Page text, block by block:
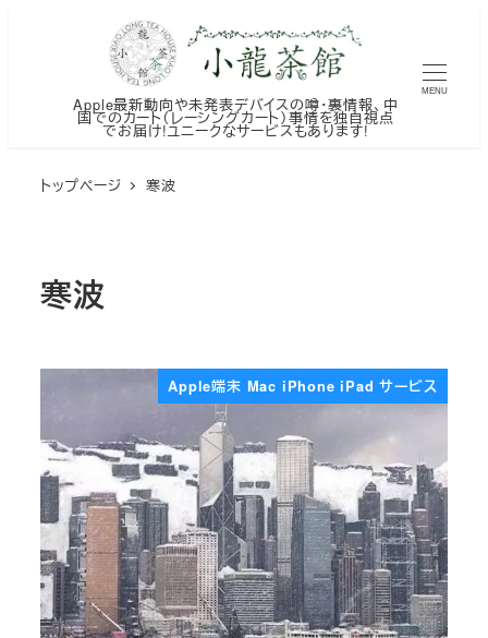
Apple最新動向や未発表デバイスの噂・裏情報、中
国でのカート（レーシングカート）事情を独自視点
でお届け!ユニークなサービスもあります!
MENU
トップページ 寒波
寒波
Apple端末 Mac iPhone iPad サービス